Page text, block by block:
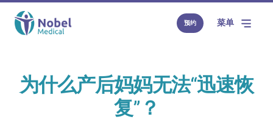
预约 菜单
为什么产后妈妈无法“迅速恢
复”？